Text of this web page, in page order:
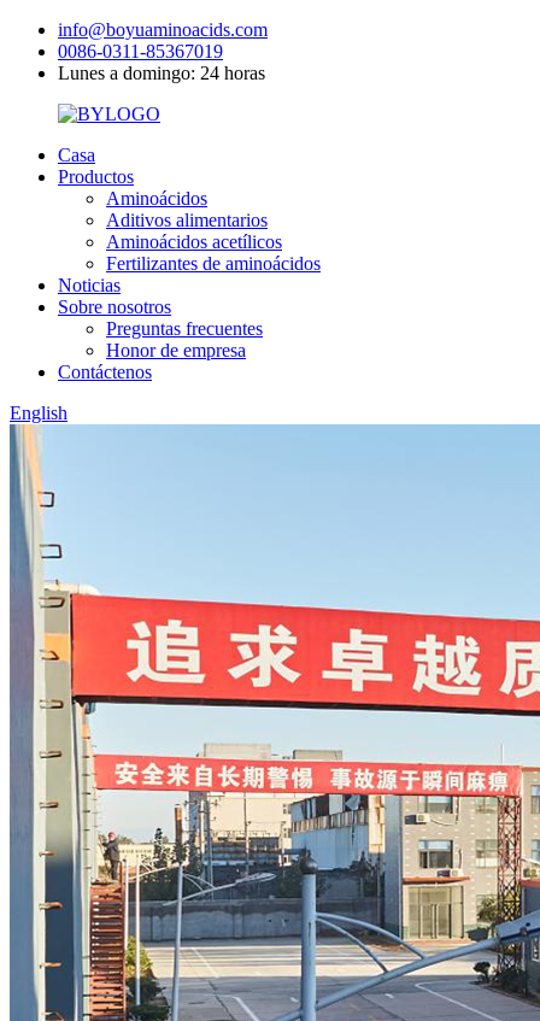
info@boyuaminoacids.com
0086-0311-85367019
Lunes a domingo: 24 horas
Casa
Productos
Aminoácidos
Aditivos alimentarios
Aminoácidos acetílicos
Fertilizantes de aminoácidos
Noticias
Sobre nosotros
Preguntas frecuentes
Honor de empresa
Contáctenos
English